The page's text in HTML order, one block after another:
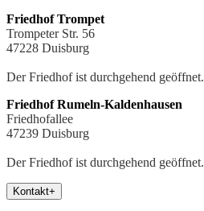
Friedhof Trompet
Trompeter Str. 56
47228 Duisburg
Der Friedhof ist durchgehend geöffnet.
Friedhof Rumeln-Kaldenhausen
Friedhofallee
47239 Duisburg
Der Friedhof ist durchgehend geöffnet.
Kontakt+